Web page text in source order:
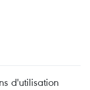
d'utilisation